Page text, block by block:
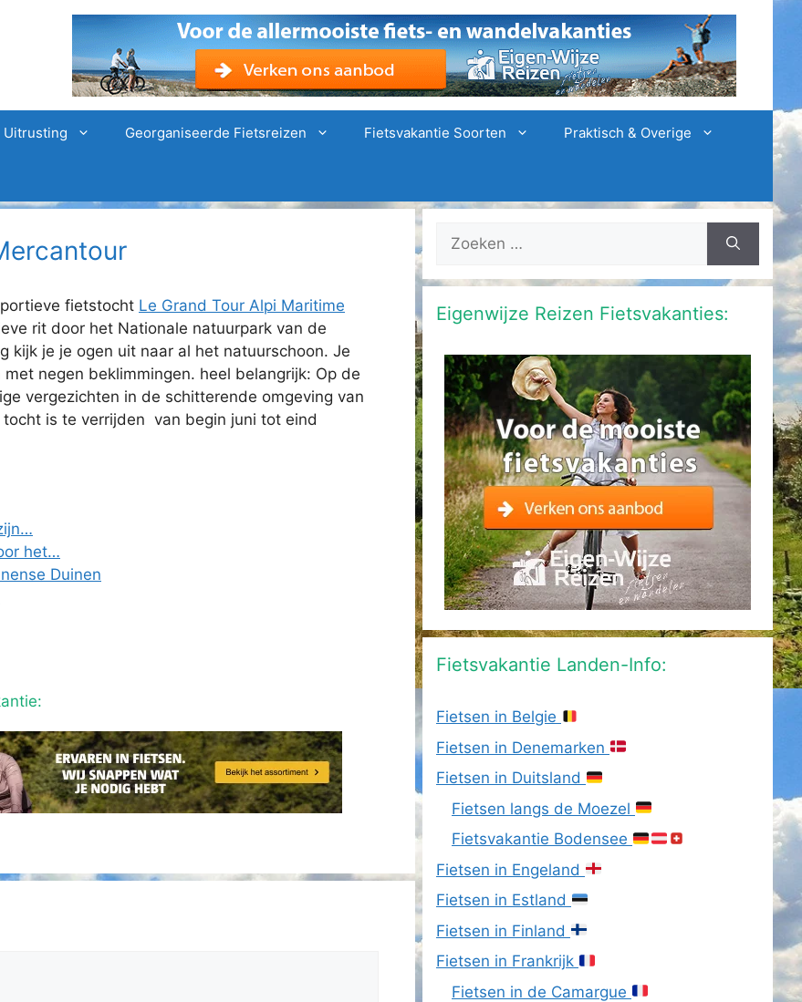
Uitrusting Georganiseerde Fietsreizen Fietsvakantie Soorten Praktisch & Overige
fietstocht Le Grand Tour Alpi Maritime
rit door het Nationale natuurpark van de
kijk je je ogen uit naar al het natuurschoon. Je
negen beklimmingen. heel belangrijk: Op de
vergezichten in de schitterende omgeving van
is te verrijden van begin juni tot eind
het…
Duinen
Zoek
Eigenwijze Reizen Fietsvakanties:
Fietsvakantie Landen-Info:
Fietsen in Belgie
Fietsen in Denemarken
Fietsen in Duitsland
Fietsen langs de Moezel
Fietsvakantie Bodensee
Fietsen in Engeland
Fietsen in Estland
Fietsen in Finland
Fietsen in Frankrijk
Fietsen in de Camargue